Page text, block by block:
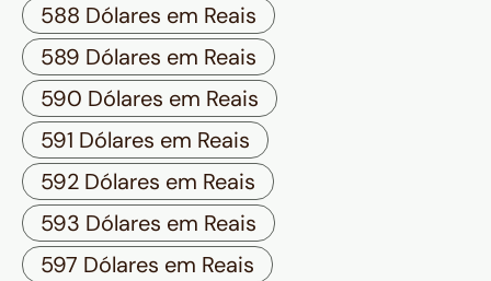
588 Dólares em Reais
589 Dólares em Reais
590 Dólares em Reais
591 Dólares em Reais
592 Dólares em Reais
593 Dólares em Reais
597 Dólares em Reais